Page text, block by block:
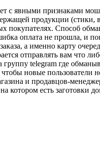
с явными признаками
продукции
покупателях. Способ
оплата не прошла, и
а именно карту
отправлять вам что
группу telegram где
чтобы новые
и продавцов-
котором есть заготовки